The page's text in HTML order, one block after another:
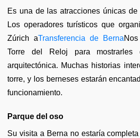
Es una de las atracciones únicas
Los operadores turísticos que
Zúrich aTransferencia de Berna
Torre del Reloj para mostrarles
arquitectónica. Muchas historias
torre, y los berneses estarán
funcionamiento.
Parque del oso
Su visita a Berna no estaría